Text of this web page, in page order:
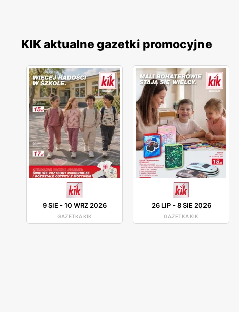
KIK aktualne gazetki promocyjne
9 SIE -10 WRZ 2026
GAZETKA KIK
26 LIP-8 SIE 2026
GAZETKA KIK